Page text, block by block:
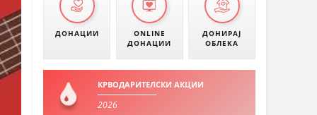
ДОНАЦИИ
ONLINE
ДОНАЦИИ
ДОНИРАЈ
ОБЛЕКА
КРВОДАРИТЕЛСКИ АКЦИИ
2026